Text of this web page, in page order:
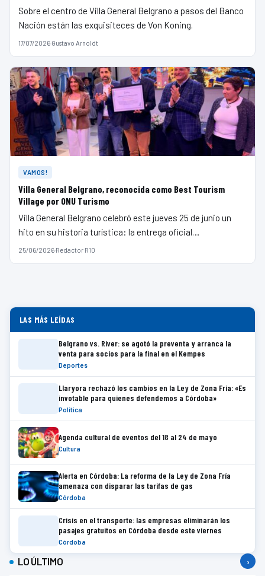
Sobre el centro de Villa General Belgrano a pasos del Banco
Nación están las exquisiteces de Von Koning.
17/07/2026·Gustavo Arnoldt
VAMOS!
Villa General Belgrano, reconocida como Best Tourism
Village por ONU Turismo
Villa General Belgrano celebró este jueves 25 de junio un
hito en su historia turística: la entrega oficial…
25/06/2026·Redactor R10
LAS MÁS LEÍDAS
Belgrano vs. River: se agotó la preventa y arranca la
venta para socios para la final en el Kempes
Deportes
Llaryora rechazó los cambios en la Ley de Zona Fría: «Es
invotable para quienes defendemos a Córdoba»
Política
Agenda cultural de eventos del 18 al 24 de mayo
Cultura
Alerta en Córdoba: La reforma de la Ley de Zona Fría
amenaza con disparar las tarifas de gas
Córdoba
Crisis en el transporte: las empresas eliminarán los
pasajes gratuitos en Córdoba desde este viernes
Córdoba
LO ÚLTIMO ›